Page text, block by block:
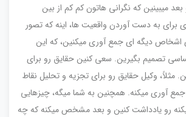
میبینین که نگرانی هاتون کم کم از بین
برای به دست آوردن واقعیت ها، اینه که تصور
اشخاص دیگه ای جمع آوری میکنین، که این
تصمیم بگیرین. سعی کنین حقایق رو برای
وکیل حقایق رو برای تجزیه و تحلیل نقاط
آوری میکنه. همچنین به شما میگه، چیزهایی
رو یادداشت کنین و بعد مشخص میکنه که چه